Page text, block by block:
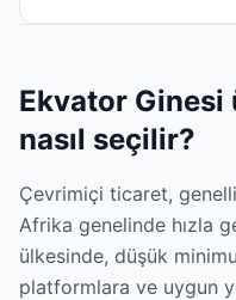
Ekvator
nasıl seçilir?
Çevrimiçi ticaret,
Afrika genelinde hızla
ülkesinde, düşük
platformlara ve uygun